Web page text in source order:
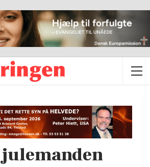
julemanden